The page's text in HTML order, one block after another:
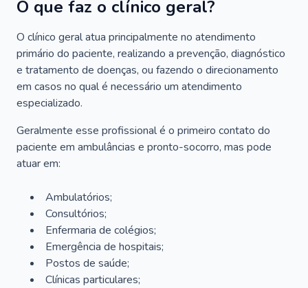
O que faz o clínico geral?
O clínico geral atua principalmente no atendimento
primário do paciente, realizando a prevenção, diagnóstico
e tratamento de doenças, ou fazendo o direcionamento
em casos no qual é necessário um atendimento
especializado.
Geralmente esse profissional é o primeiro contato do
paciente em ambulâncias e pronto-socorro, mas pode
atuar em:
Ambulatórios;
Consultórios;
Enfermaria de colégios;
Emergência de hospitais;
Postos de saúde;
Clínicas particulares;